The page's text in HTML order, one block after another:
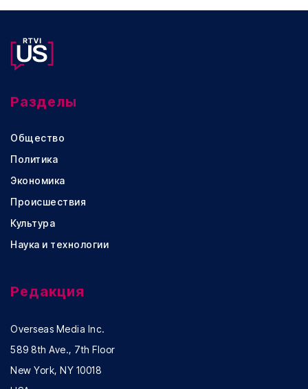
Разделы
Общество
Политика
Экономика
Происшествия
Культура
Наука и технологии
Редакция
Overseas Media Inc.
589 8th Ave., 7th Floor
New York, NY 10018